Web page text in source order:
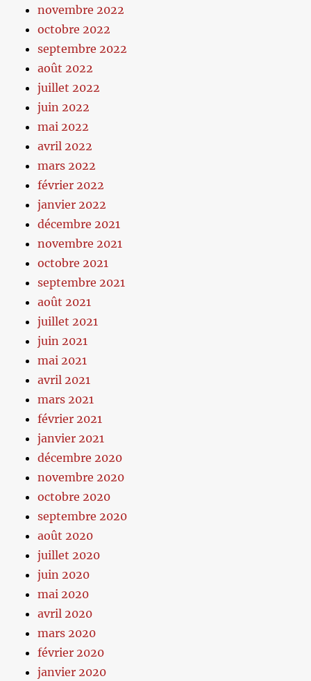
novembre 2022
octobre 2022
septembre 2022
août 2022
juillet 2022
juin 2022
mai 2022
avril 2022
mars 2022
février 2022
janvier 2022
décembre 2021
novembre 2021
octobre 2021
septembre 2021
août 2021
juillet 2021
juin 2021
mai 2021
avril 2021
mars 2021
février 2021
janvier 2021
décembre 2020
novembre 2020
octobre 2020
septembre 2020
août 2020
juillet 2020
juin 2020
mai 2020
avril 2020
mars 2020
février 2020
janvier 2020